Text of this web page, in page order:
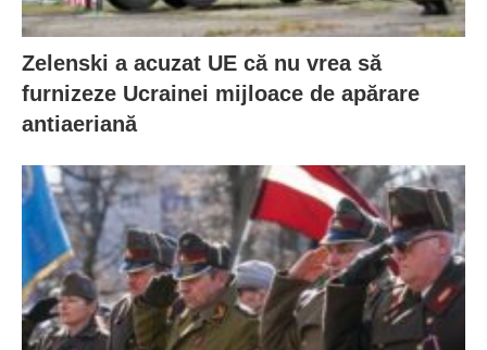
Zelenski a acuzat UE că nu vrea să
furnizeze Ucrainei mijloace de apărare
antiaeriană